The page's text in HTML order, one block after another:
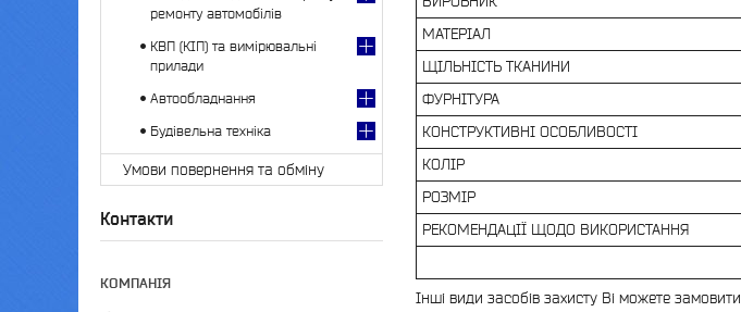
МАТЕРІАЛ
ЩІЛЬНІСТЬ ТКАНИНИ
ФУРНІТУРА
КОНСТРУКТИВНІ ОСОБЛИВОСТІ
КОЛІР
РОЗМІР
РЕКОМЕНДАЦІЇ ЩОДО ВИКОРИСТАННЯ
Інші види засобів захисту Ві можете замовити
ремонту автомобілів
КВП (КІП) та вимірювальні
прилади
Автообладнання
Будівельна техніка
Умови повернення та обміну
Контакти